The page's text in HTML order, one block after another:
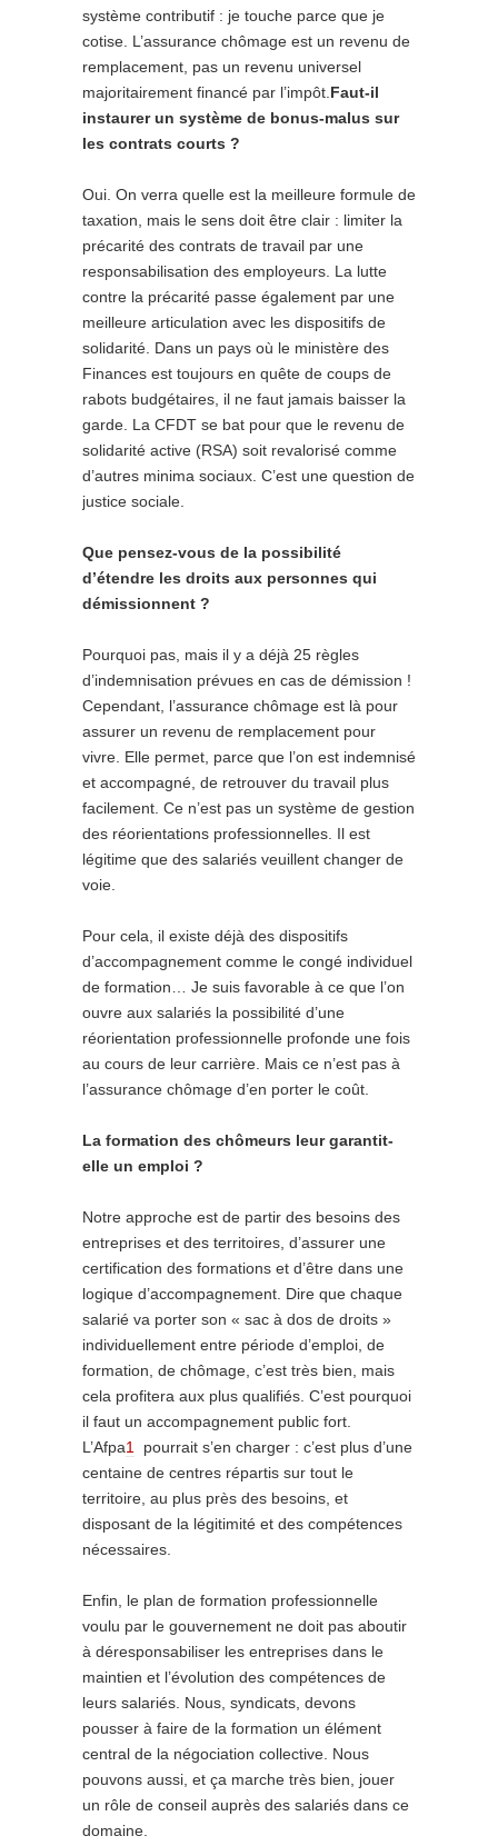
système contributif : je touche parce que je
cotise. L’assurance chômage est un revenu de
remplacement, pas un revenu universel
majoritairement financé par l’impôt. Faut-il
instaurer un système de bonus-malus sur
les contrats courts ?
Oui. On verra quelle est la meilleure formule de
taxation, mais le sens doit être clair : limiter la
précarité des contrats de travail par une
responsabilisation des employeurs. La lutte
contre la précarité passe également par une
meilleure articulation avec les dispositifs de
solidarité. Dans un pays où le ministère des
Finances est toujours en quête de coups de
rabots budgétaires, il ne faut jamais baisser la
garde. La CFDT se bat pour que le revenu de
solidarité active (RSA) soit revalorisé comme
d’autres minima sociaux. C’est une question de
justice sociale.
Que pensez-vous de la possibilité
d’étendre les droits aux personnes qui
démissionnent ?
Pourquoi pas, mais il y a déjà 25 règles
d’indemnisation prévues en cas de démission !
Cependant, l’assurance chômage est là pour
assurer un revenu de remplacement pour
vivre. Elle permet, parce que l’on est indemnisé
et accompagné, de retrouver du travail plus
facilement. Ce n’est pas un système de gestion
des réorientations professionnelles. Il est
légitime que des salariés veuillent changer de
voie.
Pour cela, il existe déjà des dispositifs
d’accompagnement comme le congé individuel
de formation… Je suis favorable à ce que l’on
ouvre aux salariés la possibilité d’une
réorientation professionnelle profonde une fois
au cours de leur carrière. Mais ce n’est pas à
l’assurance chômage d’en porter le coût.
La formation des chômeurs leur garantit-
elle un emploi ?
Notre approche est de partir des besoins des
entreprises et des territoires, d’assurer une
certification des formations et d’être dans une
logique d’accompagnement. Dire que chaque
salarié va porter son « sac à dos de droits »
individuellement entre période d’emploi, de
formation, de chômage, c’est très bien, mais
cela profitera aux plus qualifiés. C’est pourquoi
il faut un accompagnement public fort.
L’Afpa1
pourrait s’en charger : c’est plus d’une
centaine de centres répartis sur tout le
territoire, au plus près des besoins, et
disposant de la légitimité et des compétences
nécessaires.
Enfin, le plan de formation professionnelle
voulu par le gouvernement ne doit pas aboutir
à déresponsabiliser les entreprises dans le
maintien et l’évolution des compétences de
leurs salariés. Nous, syndicats, devons
pousser à faire de la formation un élément
central de la négociation collective. Nous
pouvons aussi, et ça marche très bien, jouer
un rôle de conseil auprès des salariés dans ce
domaine.